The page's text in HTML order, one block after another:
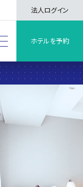
法人ログイン
ホテルを予約